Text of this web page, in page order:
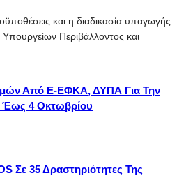
και η διαδικασία υπαγωγής
Περιβάλλοντος και
Από E-ΕΦΚΑ, ΔΥΠΑ Για Την
Έως 4 Οκτωβρίου
Σε 35 Δραστηριότητες Της